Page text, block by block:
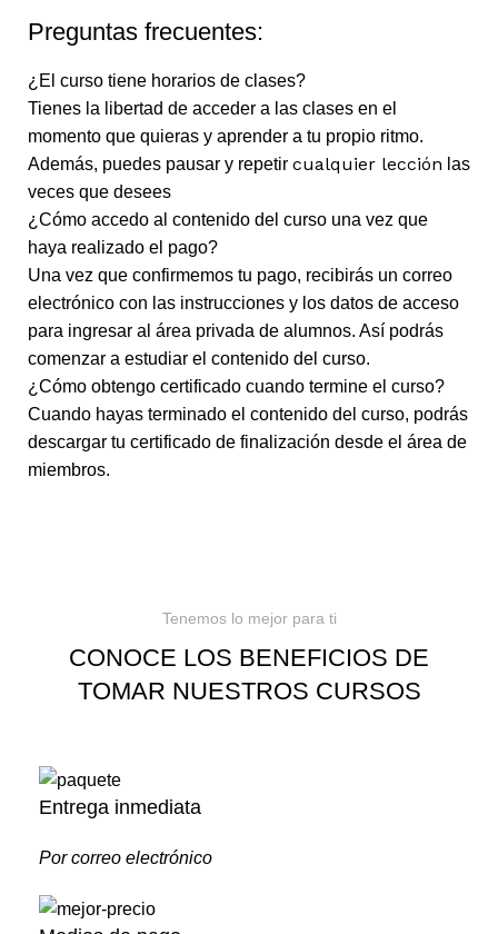
Preguntas frecuentes:
¿El curso tiene horarios de clases?
Tienes la libertad de acceder a las clases en el
momento que quieras y aprender a tu propio ritmo.
Además, puedes pausar y repetir cualquier lección las
veces que desees
¿Cómo accedo al contenido del curso una vez que
haya realizado el pago?
Una vez que confirmemos tu pago, recibirás un correo
electrónico con las instrucciones y los datos de acceso
para ingresar al área privada de alumnos. Así podrás
comenzar a estudiar el contenido del curso.
¿Cómo obtengo certificado cuando termine el curso?
Cuando hayas terminado el contenido del curso, podrás
descargar tu certificado de finalización desde el área de
miembros.
Tenemos lo mejor para ti
CONOCE LOS BENEFICIOS DE
TOMAR NUESTROS CURSOS
Entrega inmediata
Por correo electrónico